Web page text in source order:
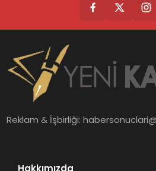
Reklam & İşbirliği:
Hakkımızda